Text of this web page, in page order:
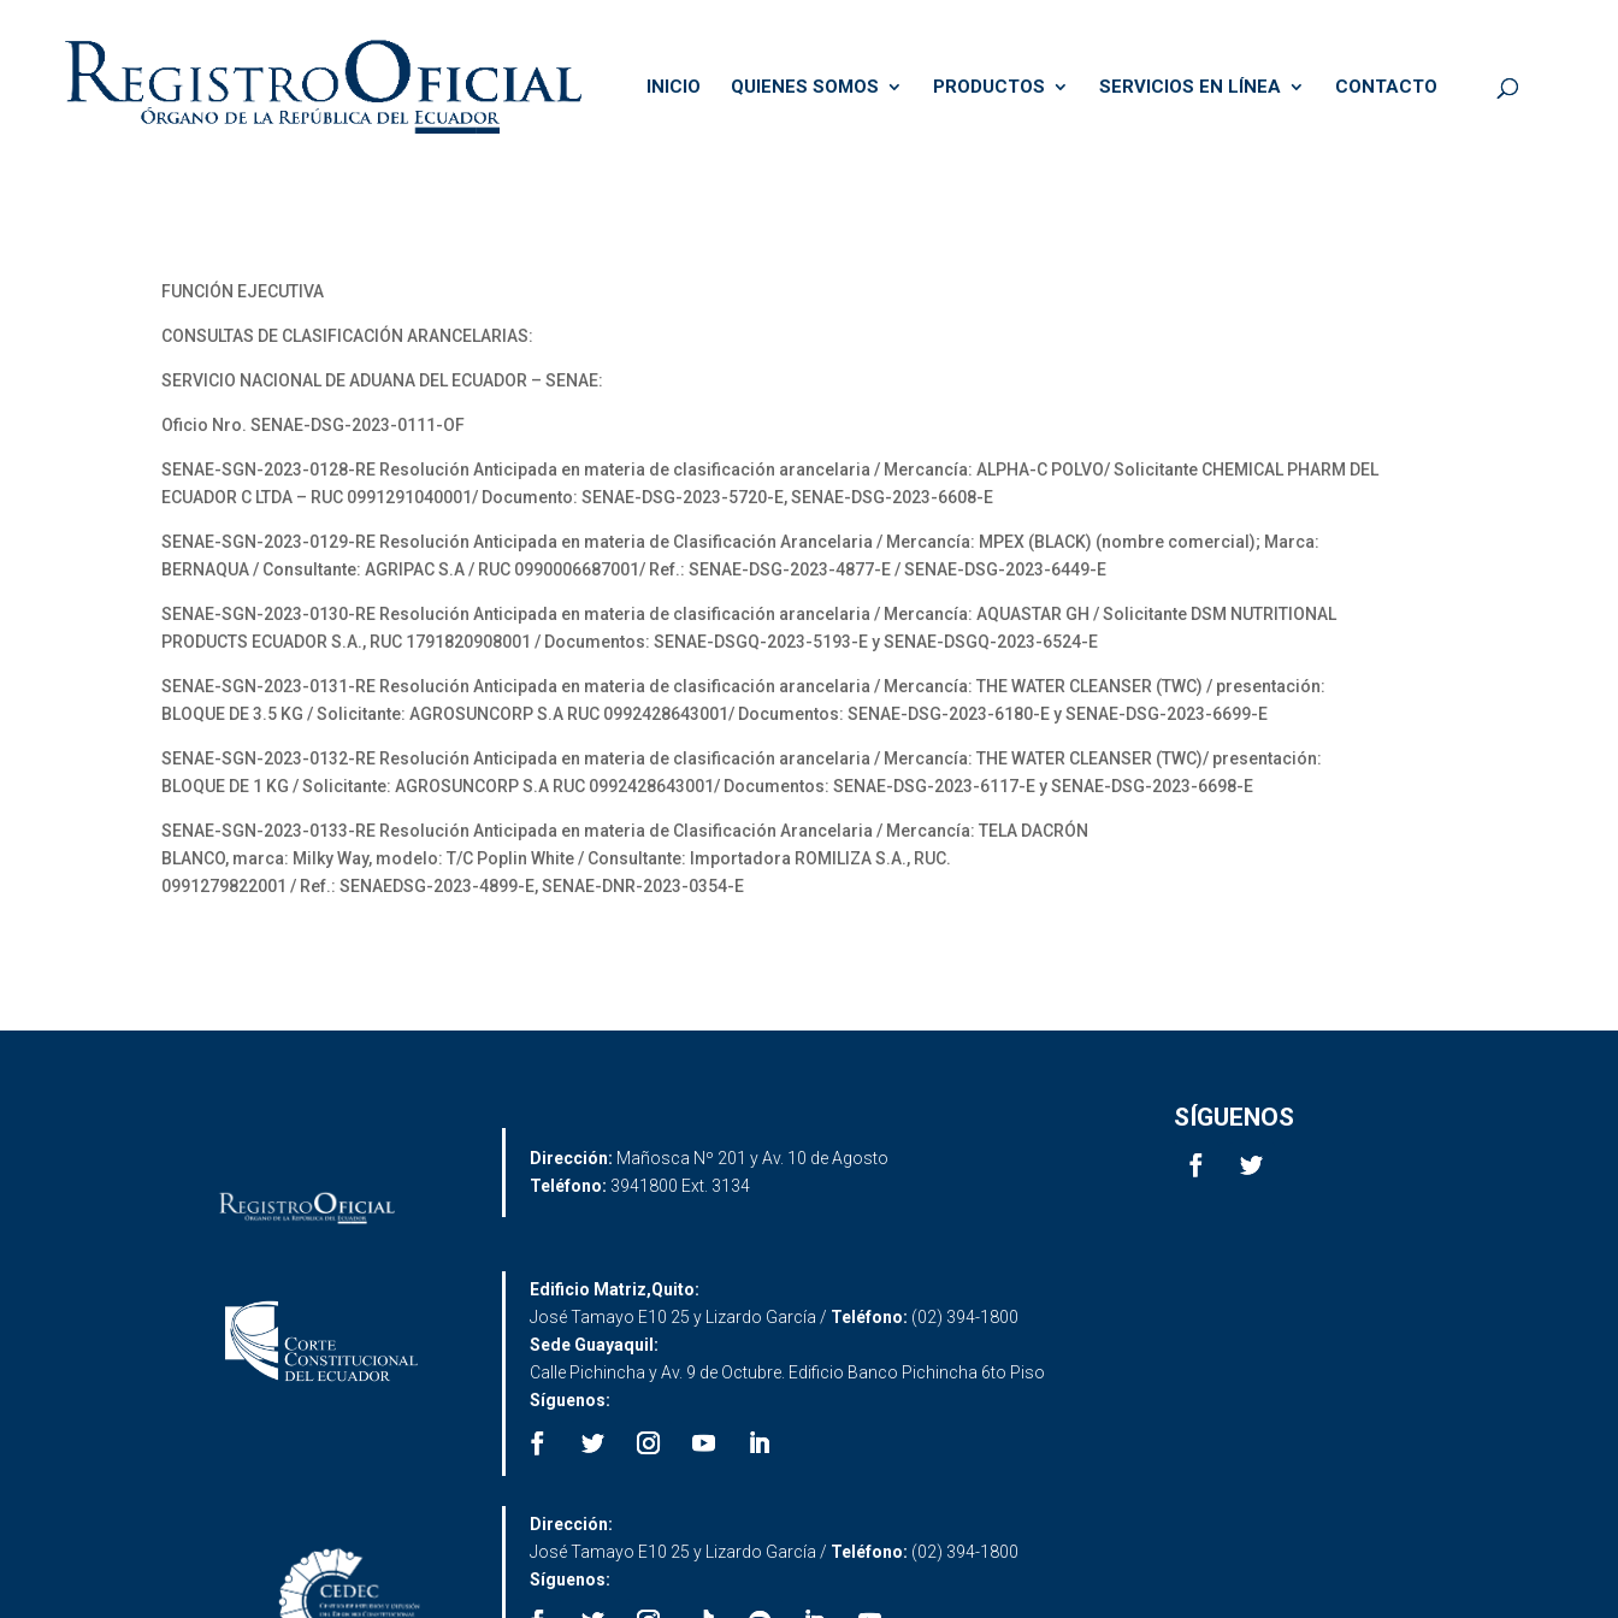
INICIO QUIENES SOMOS PRODUCTOS SERVICIOS EN LÍNEA CONTACTO
FUNCIÓN EJECUTIVA
CONSULTAS DE CLASIFICACIÓN ARANCELARIAS:
SERVICIO NACIONAL DE ADUANA DEL ECUADOR – SENAE:
Oficio Nro. SENAE-DSG-2023-0111-OF
SENAE-SGN-2023-0128-RE Resolución Anticipada en materia de clasificación arancelaria / Mercancía: ALPHA-C POLVO/ Solicitante CHEMICAL PHARM DEL
ECUADOR C LTDA – RUC 0991291040001/ Documento: SENAE-DSG-2023-5720-E, SENAE-DSG-2023-6608-E
SENAE-SGN-2023-0129-RE Resolución Anticipada en materia de Clasificación Arancelaria / Mercancía: MPEX (BLACK) (nombre comercial); Marca:
BERNAQUA / Consultante: AGRIPAC S.A / RUC 0990006687001/ Ref.: SENAE-DSG-2023-4877-E / SENAE-DSG-2023-6449-E
SENAE-SGN-2023-0130-RE Resolución Anticipada en materia de clasificación arancelaria / Mercancía: AQUASTAR GH / Solicitante DSM NUTRITIONAL
PRODUCTS ECUADOR S.A., RUC 1791820908001 / Documentos: SENAE-DSGQ-2023-5193-E y SENAE-DSGQ-2023-6524-E
SENAE-SGN-2023-0131-RE Resolución Anticipada en materia de clasificación arancelaria / Mercancía: THE WATER CLEANSER (TWC) / presentación:
BLOQUE DE 3.5 KG / Solicitante: AGROSUNCORP S.A RUC 0992428643001/ Documentos: SENAE-DSG-2023-6180-E y SENAE-DSG-2023-6699-E
SENAE-SGN-2023-0132-RE Resolución Anticipada en materia de clasificación arancelaria / Mercancía: THE WATER CLEANSER (TWC)/ presentación:
BLOQUE DE 1 KG / Solicitante: AGROSUNCORP S.A RUC 0992428643001/ Documentos: SENAE-DSG-2023-6117-E y SENAE-DSG-2023-6698-E
SENAE-SGN-2023-0133-RE Resolución Anticipada en materia de Clasificación Arancelaria / Mercancía: TELA DACRÓN
BLANCO, marca: Milky Way, modelo: T/C Poplin White / Consultante: Importadora ROMILIZA S.A., RUC.
0991279822001 / Ref.: SENAEDSG-2023-4899-E, SENAE-DNR-2023-0354-E
Dirección: Mañosca Nº 201 y Av. 10 de Agosto
Teléfono: 3941800 Ext. 3134
SÍGUENOS
Edificio Matriz,Quito:
José Tamayo E10 25 y Lizardo García / Teléfono: (02) 394-1800
Sede Guayaquil:
Calle Pichincha y Av. 9 de Octubre. Edificio Banco Pichincha 6to Piso
Síguenos:
Dirección:
José Tamayo E10 25 y Lizardo García / Teléfono: (02) 394-1800
Síguenos: